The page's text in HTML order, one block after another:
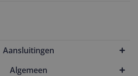
Aansluitingen
Algemeen